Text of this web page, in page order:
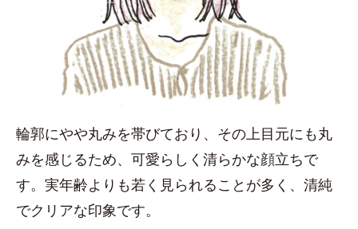
輪郭にやや丸みを帯びており、その上目元にも丸
みを感じるため、可愛らしく清らかな顔立ちで
す。実年齢よりも若く見られることが多く、清純
でクリアな印象です。